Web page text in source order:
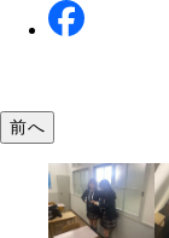
前へ